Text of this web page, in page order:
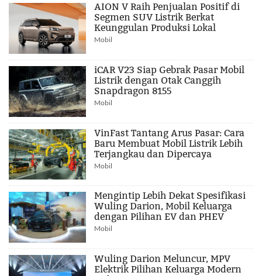
AION V Raih Penjualan Positif di
Segmen SUV Listrik Berkat
Keunggulan Produksi Lokal
Mobil
iCAR V23 Siap Gebrak Pasar Mobil
Listrik dengan Otak Canggih
Snapdragon 8155
Mobil
VinFast Tantang Arus Pasar: Cara
Baru Membuat Mobil Listrik Lebih
Terjangkau dan Dipercaya
Mobil
Mengintip Lebih Dekat Spesifikasi
Wuling Darion, Mobil Keluarga
dengan Pilihan EV dan PHEV
Mobil
Wuling Darion Meluncur, MPV
Elektrik Pilihan Keluarga Modern